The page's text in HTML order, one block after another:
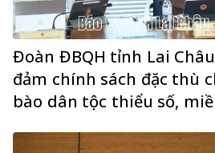
Đoàn ĐBQH tỉnh Lai
đảm chính sách đặc thù
bào dân tộc thiểu số,